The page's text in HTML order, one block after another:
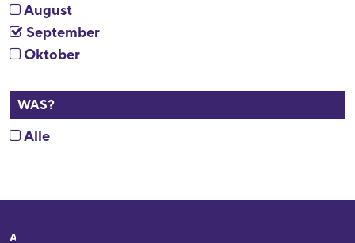
August
September
Oktober
WAS?
Alle
Adresse